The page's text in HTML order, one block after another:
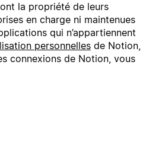
la propriété de leurs
en charge ni maintenues
qui n’appartiennent
personnelles de Notion,
connexions de Notion, vous